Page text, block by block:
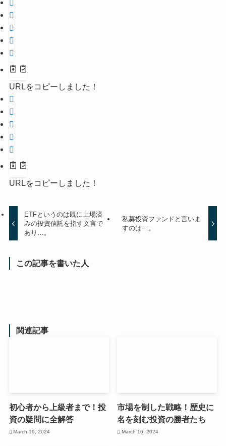
URLをコピーしました！
URLをコピーしました！
ETFというのは既に上場済
みの投資信託を指す文言で
あり…。
私募投資ファンドと言いま
すのは…。
この記事を書いた人
関連記事
初心者から上級者まで！投
資の疑問に全解答
March 19, 2024
市場を制した戦略！歴史に
名を刻む投資の勝者たち
March 16, 2024